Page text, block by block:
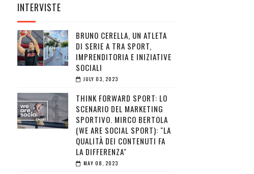
INTERVISTE
BRUNO CERELLA, UN ATLETA
DI SERIE A TRA SPORT,
IMPRENDITORIA E INIZIATIVE
SOCIALI
JULY 03, 2023
THINK FORWARD SPORT: LO
SCENARIO DEL MARKETING
SPORTIVO. MIRCO BERTOLA
(WE ARE SOCIAL SPORT): "LA
QUALITÀ DEI CONTENUTI FA
LA DIFFERENZA"
MAY 08, 2023